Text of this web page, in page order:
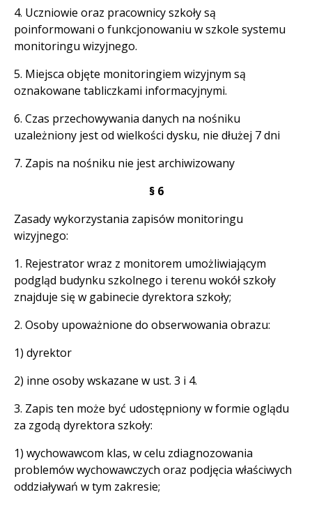
4. Uczniowie oraz pracownicy szkoły są
poinformowani o funkcjonowaniu w szkole systemu
monitoringu wizyjnego.
5. Miejsca objęte monitoringiem wizyjnym są
oznakowane tabliczkami informacyjnymi.
6. Czas przechowywania danych na nośniku
uzależniony jest od wielkości dysku, nie dłużej 7 dni
7. Zapis na nośniku nie jest archiwizowany
§ 6
Zasady wykorzystania zapisów monitoringu
wizyjnego:
1. Rejestrator wraz z monitorem umożliwiającym
podgląd budynku szkolnego i terenu wokół szkoły
znajduje się w gabinecie dyrektora szkoły;
2. Osoby upoważnione do obserwowania obrazu:
1) dyrektor
2) inne osoby wskazane w ust. 3 i 4.
3. Zapis ten może być udostępniony w formie oglądu
za zgodą dyrektora szkoły:
1) wychowawcom klas, w celu zdiagnozowania
problemów wychowawczych oraz podjęcia właściwych
oddziaływań w tym zakresie;